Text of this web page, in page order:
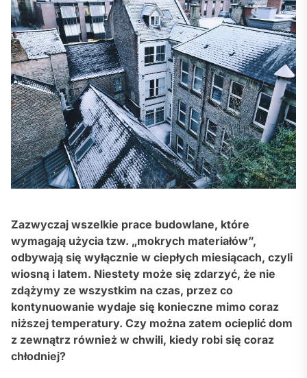
Zazwyczaj wszelkie prace budowlane, które
wymagają użycia tzw. „mokrych materiałów”,
odbywają się wyłącznie w ciepłych miesiącach, czyli
wiosną i latem. Niestety może się zdarzyć, że nie
zdążymy ze wszystkim na czas, przez co
kontynuowanie wydaje się konieczne mimo coraz
niższej temperatury. Czy można zatem ocieplić dom
z zewnątrz również w chwili, kiedy robi się coraz
chłodniej?